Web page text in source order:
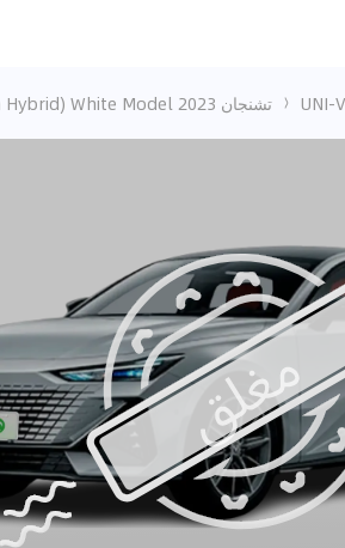
تشنجان Uni V Changan Uni-V 1.5L Turbo PHEV (Plug-In Hybrid) White Model 2023